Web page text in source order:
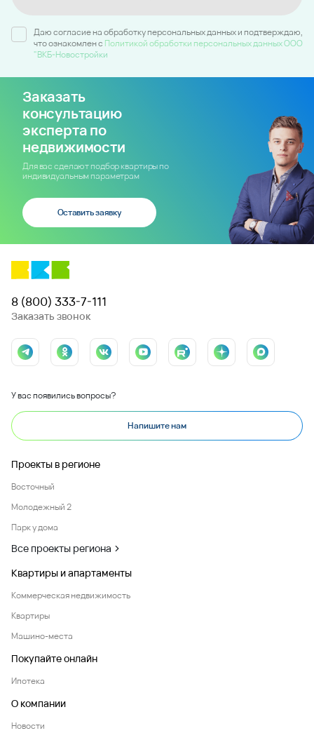
Даю согласие на обработку персональных данных и подтверждаю,
что ознакомлен c Политикой обработки персональных данных ООО
"ВКБ-Новостройки
Заказать
консультацию
эксперта по
недвижимости
Для вас сделают подбор квартиры по
индивидуальным параметрам
Оставить заявку
8 (800) 333-7-111
Заказать звонок
У вас появились вопросы?
Напишите нам
Проекты в регионе
Восточный
Молодежный 2
Парк у дома
Все проекты региона
Квартиры и апартаменты
Коммерческая недвижимость
Квартиры
Машино-места
Покупайте онлайн
Ипотека
О компании
Новости